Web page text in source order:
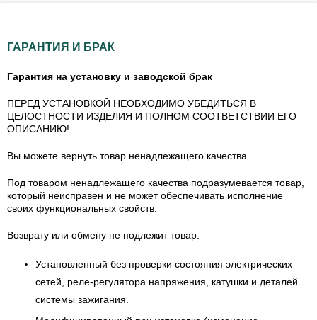
ГАРАНТИЯ И БРАК
Гарантия на установку и заводской брак
ПЕРЕД УСТАНОВКОЙ НЕОБХОДИМО УБЕДИТЬСЯ В
ЦЕЛОСТНОСТИ ИЗДЕЛИЯ И ПОЛНОМ СООТВЕТСТВИИ ЕГО
ОПИСАНИЮ!
Вы можете вернуть товар ненадлежащего качества.
Под товаром ненадлежащего качества подразумевается товар,
который неисправен и не может обеспечивать исполнение
своих функциональных свойств.
Возврату или обмену не подлежит товар:
Установленный без проверки состояния электрических
сетей, реле-регулятора напряжения, катушки и деталей
системы зажигания.